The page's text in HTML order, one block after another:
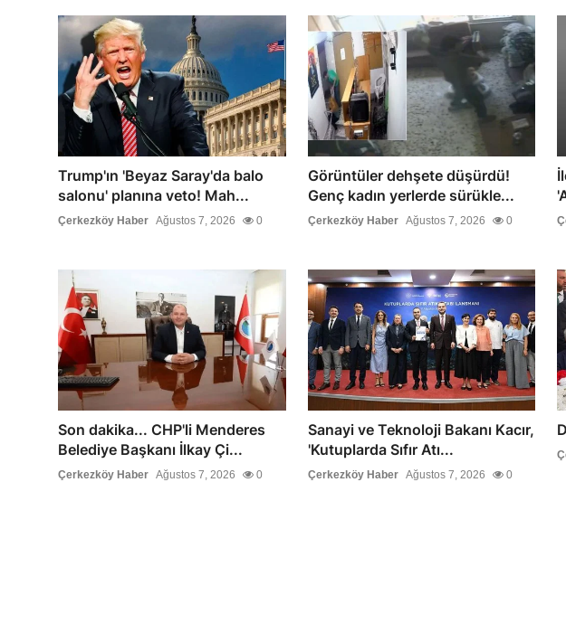
Trump'ın 'Beyaz Saray'da balo
salonu' planına veto! Mah...
Çerkezköy Haber Ağustos 7, 2026 0
Görüntüler dehşete düşürdü!
Genç kadın yerlerde sürükle...
Çerkezköy Haber Ağustos 7, 2026 0
Son dakika... CHP'li Menderes
Belediye Başkanı İlkay Çi...
Çerkezköy Haber Ağustos 7, 2026 0
Sanayi ve Teknoloji Bakanı Kacır,
'Kutuplarda Sıfır Atı...
Çerkezköy Haber Ağustos 7, 2026 0